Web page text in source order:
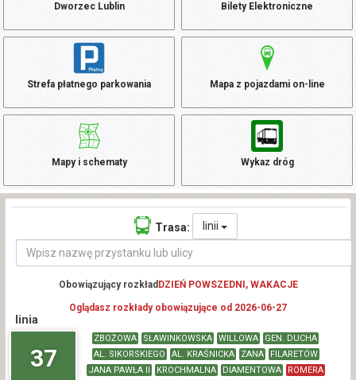
Dworzec Lublin Bilety Elektroniczne
Strefa płatnego parkowania Mapa z pojazdami on-line
Mapy i schematy Wykaz dróg
Trasa: linii
Obowiązujący rozkład DZIEŃ POWSZEDNI, WAKACJE
Oglądasz rozkłady obowiązujące od 2026-06-27
linia
37
ZBOŻOWA SŁAWINKOWSKA WILLOWA
GEN. DUCHA
AL. SIKORSKIEGO
AL. KRAŚNICKA ZANA
FILARETÓW
JANA PAWŁA II
KROCHMALNA DIAMENTOWA
ROMERA